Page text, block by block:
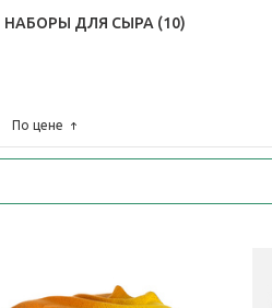
НАБОРЫ ДЛЯ СЫРА (10)
По цене